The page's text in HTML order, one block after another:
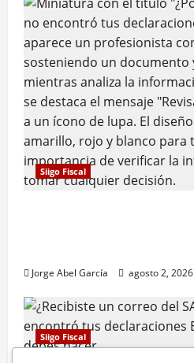
Siigo Fiscal
Jorge Abel García agosto 2, 2026
Siigo Fiscal